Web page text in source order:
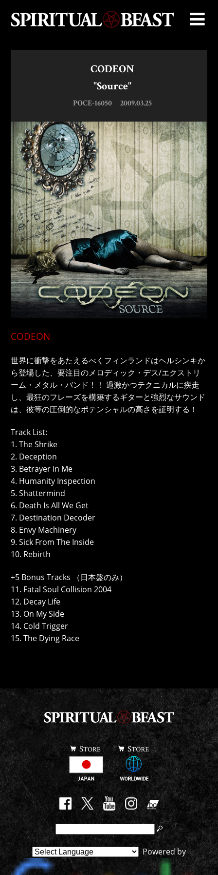
CODEON
"Source"
POCE-16050 2009.03.25
CODEON
世界に衝撃をあたえるべくフィンランドはヘルシンキか
ら登場した、要注目のメロディック・デス/エクストリ
ーム・メタル・バンド！！ 過激かつテクニカルに疾走
し、最狂のフレーズを構築するギターと強烈なサウンド
は、彼等の圧倒的なポテンシャルの高さを証明する！
Track List:
1. The Shrike
2. Deception
3. Betrayer In Me
4. Humanity Inspection
5. Shattermind
6. Death Is All We Get
7. Destination Decoder
8. Envy Machinery
9. Sick From The Inside
10. Rebirth
+5 Bonus Tracks （日本盤のみ）
11. Fatal Soul Collision 2004
12. Decay Life
13. On My Side
14. Cold Trigger
15. The Dying Race
Powered by